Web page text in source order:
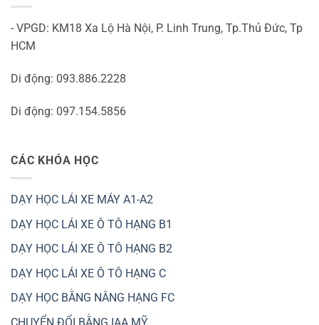
- VPGD: KM18 Xa Lộ Hà Nội, P. Linh Trung, Tp.Thủ Đức, Tp
HCM
Di động: 093.886.2228
Di động: 097.154.5856
CÁC KHÓA HỌC
DẠY HỌC LÁI XE MÁY A1-A2
DẠY HỌC LÁI XE Ô TÔ HẠNG B1
DẠY HỌC LÁI XE Ô TÔ HẠNG B2
DẠY HỌC LÁI XE Ô TÔ HẠNG C
DẠY HỌC BẰNG NÂNG HẠNG FC